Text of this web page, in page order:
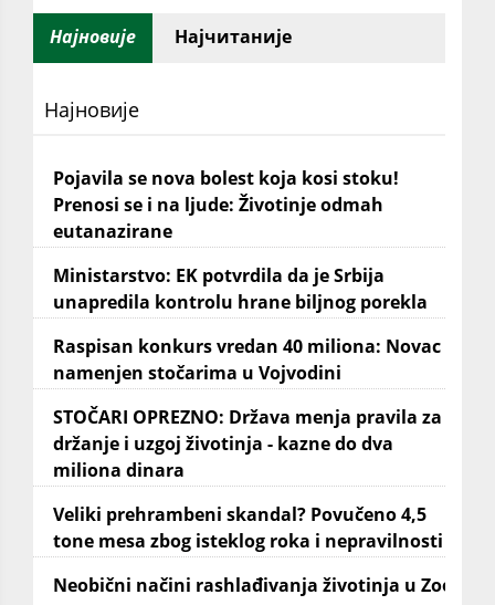
Најновије Најчитаније
Најновије
Pojavila se nova bolest koja kosi stoku!
Prenosi se i na ljude: Životinje odmah
eutanazirane
Ministarstvo: EK potvrdila da je Srbija
unapredila kontrolu hrane biljnog porekla
Raspisan konkurs vredan 40 miliona: Novac
namenjen stočarima u Vojvodini
STOČARI OPREZNO: Država menja pravila za
držanje i uzgoj životinja - kazne do dva
miliona dinara
Veliki prehrambeni skandal? Povučeno 4,5
tone mesa zbog isteklog roka i nepravilnosti
Neobični načini rashlađivanja životinja u Zoo